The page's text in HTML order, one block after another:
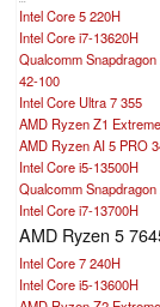
Intel Core 5 220H
Intel Core i7-13620H
Qualcomm
42-100
Intel Core Ultra 7 355
AMD Ryzen Z1 Extreme
AMD Ryzen AI 5 PRO
Intel Core i5-13500H
Qualcomm
Intel Core i7-13700H
AMD Ryzen 5
Intel Core 7 240H
Intel Core i5-13600H